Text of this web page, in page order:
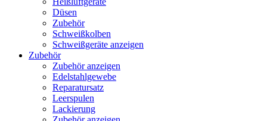
Düsen
Zubehör
Schweißkolben
Schweißgeräte anzeigen
Zubehör
Zubehör anzeigen
Edelstahlgewebe
Reparatursatz
Leerspulen
Lackierung